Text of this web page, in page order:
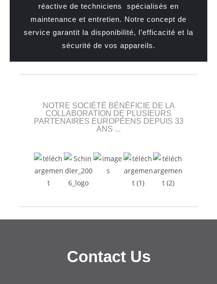
réactive de techniciens spécialisés en
maintenance et entretien. Notre concept de
service garantit la disponibilité, l’efficacité et la
sécurité de vos appareils.
NOTRE SOCIÉTÉ BÉNÉFICIE DE LA
COLLABORATION DE PLUSIEURS
PARTENAIRES EUROPÉENS DEPUIS 33
ANS ...
Contact Us